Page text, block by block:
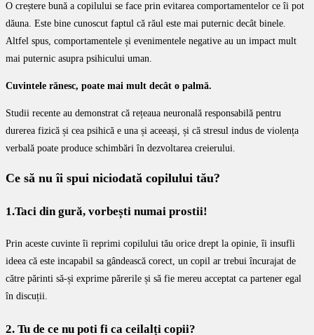
O creștere bună a copilului se face prin evitarea comportamentelor ce îi pot
dăuna. Este bine cunoscut faptul că răul este mai puternic decât binele.
Altfel spus, comportamentele și evenimentele negative au un impact mult
mai puternic asupra psihicului uman.
Cuvintele rănesc, poate mai mult decât o palmă.
Studii recente au demonstrat că rețeaua neuronală responsabilă pentru
durerea fizică și cea psihică e una și aceeași, și că stresul indus de violența
verbală poate produce schimbări în dezvoltarea creierului.
Ce să nu îi spui niciodată copilului tău?
1.Taci din gură, vorbești numai prostii!
Prin aceste cuvinte îi reprimi copilului tău orice drept la opinie, îi insufli
ideea că este incapabil sa gândească corect, un copil ar trebui încurajat de
către părinti să-și exprime părerile și să fie mereu acceptat ca partener egal
în discuții.
2. Tu de ce nu poti fi ca ceilalți copii?